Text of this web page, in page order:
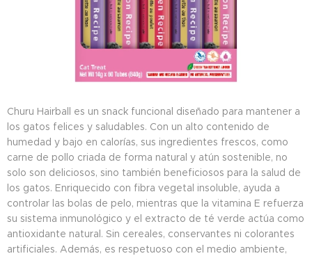
Churu Hairball es un snack funcional diseñado para mantener a
los gatos felices y saludables. Con un alto contenido de
humedad y bajo en calorías, sus ingredientes frescos, como
carne de pollo criada de forma natural y atún sostenible, no
solo son deliciosos, sino también beneficiosos para la salud de
los gatos. Enriquecido con fibra vegetal insoluble, ayuda a
controlar las bolas de pelo, mientras que la vitamina E refuerza
su sistema inmunológico y el extracto de té verde actúa como
antioxidante natural. Sin cereales, conservantes ni colorantes
artificiales. Además, es respetuoso con el medio ambiente,